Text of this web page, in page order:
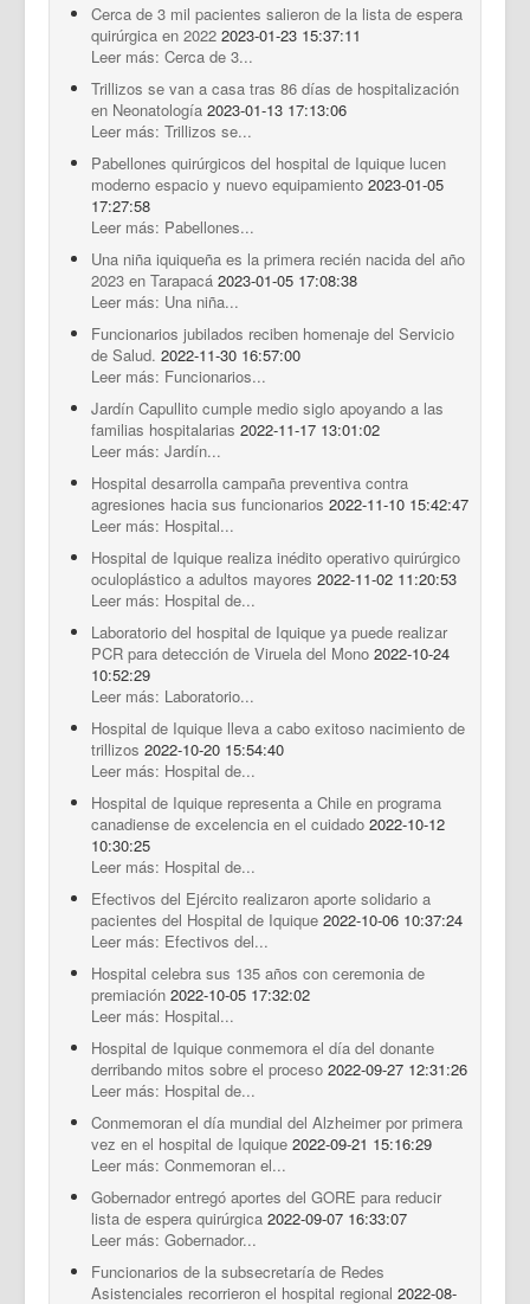
Cerca de 3 mil pacientes salieron de la lista de espera
quirúrgica en 2022 2023-01-23 15:37:11
Leer más: Cerca de 3...
Trillizos se van a casa tras 86 días de hospitalización
en Neonatología 2023-01-13 17:13:06
Leer más: Trillizos se...
Pabellones quirúrgicos del hospital de Iquique lucen
moderno espacio y nuevo equipamiento 2023-01-05
17:27:58
Leer más: Pabellones...
Una niña iquiqueña es la primera recién nacida del año
2023 en Tarapacá 2023-01-05 17:08:38
Leer más: Una niña...
Funcionarios jubilados reciben homenaje del Servicio
de Salud. 2022-11-30 16:57:00
Leer más: Funcionarios...
Jardín Capullito cumple medio siglo apoyando a las
familias hospitalarias 2022-11-17 13:01:02
Leer más: Jardín...
Hospital desarrolla campaña preventiva contra
agresiones hacia sus funcionarios 2022-11-10 15:42:47
Leer más: Hospital...
Hospital de Iquique realiza inédito operativo quirúrgico
oculoplástico a adultos mayores 2022-11-02 11:20:53
Leer más: Hospital de...
Laboratorio del hospital de Iquique ya puede realizar
PCR para detección de Viruela del Mono 2022-10-24
10:52:29
Leer más: Laboratorio...
Hospital de Iquique lleva a cabo exitoso nacimiento de
trillizos 2022-10-20 15:54:40
Leer más: Hospital de...
Hospital de Iquique representa a Chile en programa
canadiense de excelencia en el cuidado 2022-10-12
10:30:25
Leer más: Hospital de...
Efectivos del Ejército realizaron aporte solidario a
pacientes del Hospital de Iquique 2022-10-06 10:37:24
Leer más: Efectivos del...
Hospital celebra sus 135 años con ceremonia de
premiación 2022-10-05 17:32:02
Leer más: Hospital...
Hospital de Iquique conmemora el día del donante
derribando mitos sobre el proceso 2022-09-27 12:31:26
Leer más: Hospital de...
Conmemoran el día mundial del Alzheimer por primera
vez en el hospital de Iquique 2022-09-21 15:16:29
Leer más: Conmemoran el...
Gobernador entregó aportes del GORE para reducir
lista de espera quirúrgica 2022-09-07 16:33:07
Leer más: Gobernador...
Funcionarios de la subsecretaría de Redes
Asistenciales recorrieron el hospital regional 2022-08-